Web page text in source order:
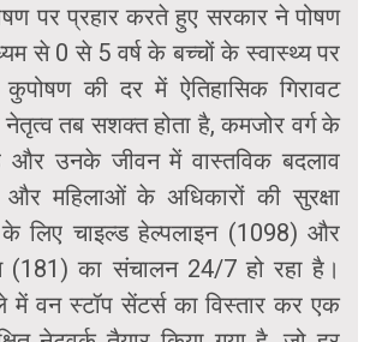
पर प्रहार करते हुए सरकार ने पोषण
से 0 से 5 वर्ष के बच्चों के स्वास्थ्य पर
की दर में ऐतिहासिक गिरावट
तब सशक्त होता है, कमजोर वर्ग के
और उनके जीवन में वास्तविक बदलाव
और महिलाओं के अधिकारों की सुरक्षा
लिए चाइल्ड हेल्पलाइन (1098) और
(181) का संचालन 24/7 हो रहा है।
में वन स्टॉप सेंटर्स का विस्तार कर एक